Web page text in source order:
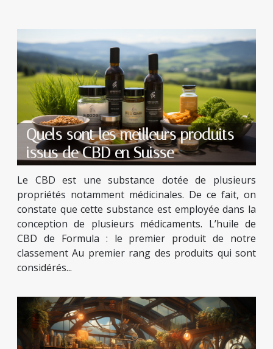
Quels sont les meilleurs produits
issus de CBD en Suisse
Le CBD est une substance dotée de plusieurs
propriétés notamment médicinales. De ce fait, on
constate que cette substance est employée dans la
conception de plusieurs médicaments. L’huile de
CBD de Formula : le premier produit de notre
classement Au premier rang des produits qui sont
considérés...